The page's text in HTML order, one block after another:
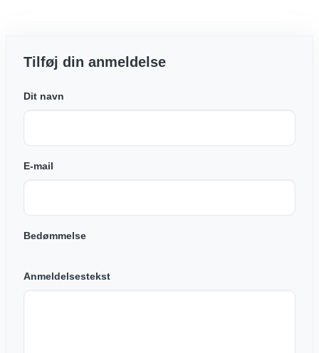
Tilføj din anmeldelse
Dit navn
E-mail
Bedømmelse
Anmeldelsestekst